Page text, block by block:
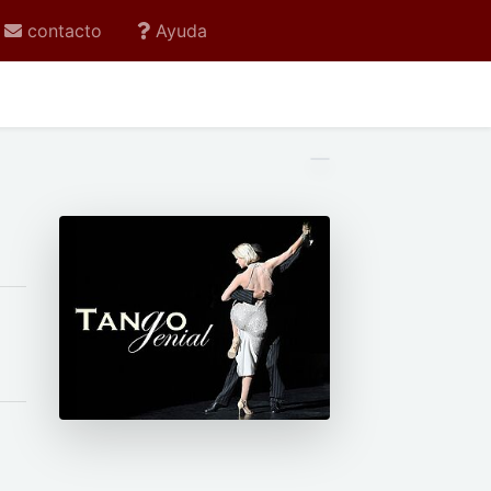
contacto Ayuda